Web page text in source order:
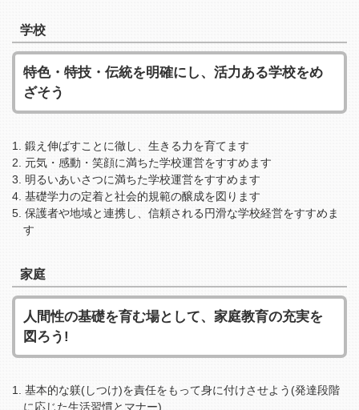
学校
特色・特技・伝統を明確にし、活力ある学校をめ
ざそう
鍛え伸ばすことに徹し、生きる力を育てます
元気・感動・笑顔に満ちた学校運営をすすめます
明るいあいさつに満ちた学校運営をすすめます
基礎学力の定着と社会的規範の醸成を図ります
保護者や地域と連携し、信頼される円滑な学校経営をすすめま
す
家庭
人間性の基礎を育む場として、家庭教育の充実を
図ろう!
基本的な躾(しつけ)を責任をもって身に付けさせよう(発達段階
に応じた生活習慣とマナー)